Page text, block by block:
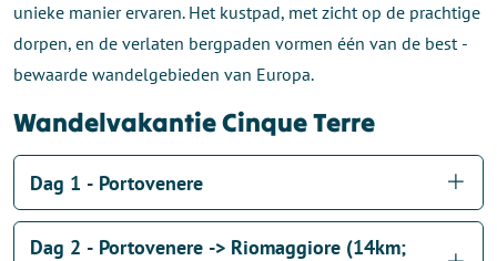
unieke manier ervaren. Het kustpad, met zicht op de prachtige
dorpen, en de verlaten bergpaden vormen één van de best ­
bewaarde wandelgebieden van Europa.
Wandelvakantie Cinque Terre
Dag 1 - Portovenere
Dag 2 - Portovenere -> Riomaggiore (14km;